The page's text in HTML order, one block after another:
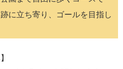
に立ち寄り、ゴールを目指し